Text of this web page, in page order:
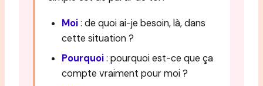
Moi: de quoi ai-je besoin, là, dans
cette situation ?
Pourquoi: pourquoi est-ce que ça
compte vraiment pour moi ?